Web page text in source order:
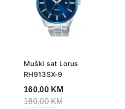
Muški sat Lorus
RH913SX-9
160,00 KM
180,00KM